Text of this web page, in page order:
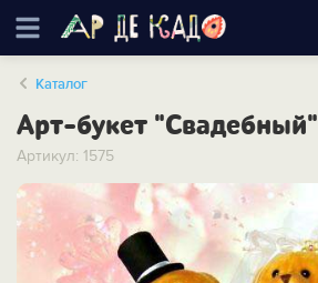
Каталог
Арт-букет "Свадебный"
Артикул: 1575